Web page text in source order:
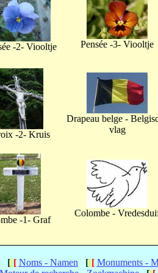
-2- Viooltje
Pensée -3- Viooltje
-2- Kruis
Drapeau belge -
vlag
-1- Graf
Colombe -
[[[ Noms - Namen [[[ Monuments -